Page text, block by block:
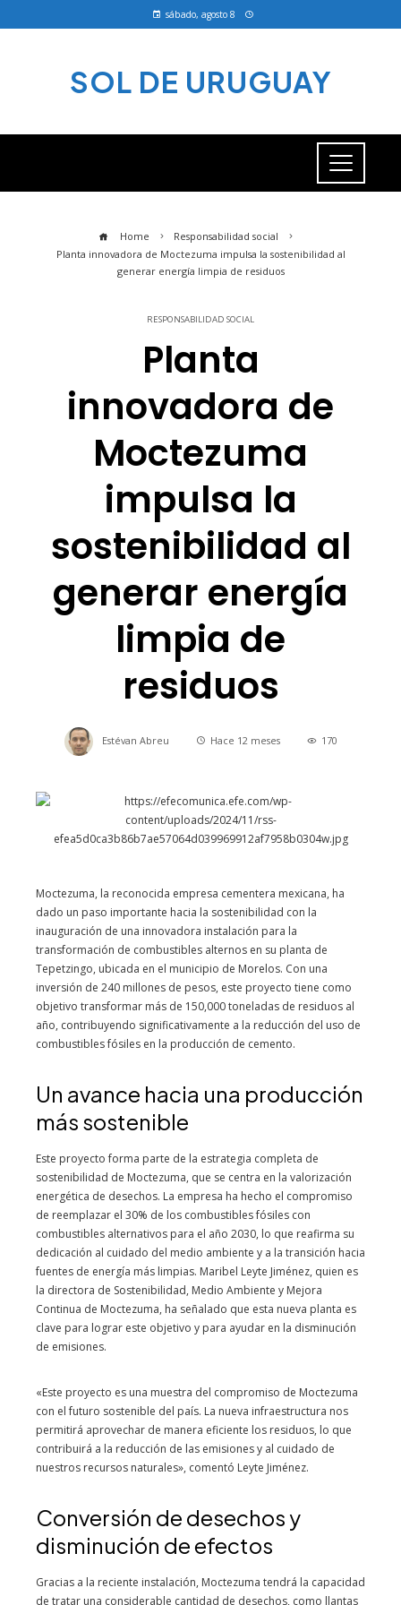
sábado, agosto 8
SOL DE URUGUAY
Home
Responsabilidad social
Planta innovadora de Moctezuma impulsa la sostenibilidad al
generar energía limpia de residuos
RESPONSABILIDAD SOCIAL
Planta
innovadora de
Moctezuma
impulsa la
sostenibilidad al
generar energía
limpia de
residuos
Estévan Abreu Hace 12 meses 170
Moctezuma, la reconocida empresa cementera mexicana, ha
dado un paso importante hacia la sostenibilidad con la
inauguración de una innovadora instalación para la
transformación de combustibles alternos en su planta de
Tepetzingo, ubicada en el municipio de Morelos. Con una
inversión de 240 millones de pesos, este proyecto tiene como
objetivo transformar más de 150,000 toneladas de residuos al
año, contribuyendo significativamente a la reducción del uso de
combustibles fósiles en la producción de cemento.
Un avance hacia una producción
más sostenible
Este proyecto forma parte de la estrategia completa de
sostenibilidad de Moctezuma, que se centra en la valorización
energética de desechos. La empresa ha hecho el compromiso
de reemplazar el 30% de los combustibles fósiles con
combustibles alternativos para el año 2030, lo que reafirma su
dedicación al cuidado del medio ambiente y a la transición hacia
fuentes de energía más limpias. Maribel Leyte Jiménez, quien es
la directora de Sostenibilidad, Medio Ambiente y Mejora
Continua de Moctezuma, ha señalado que esta nueva planta es
clave para lograr este objetivo y para ayudar en la disminución
de emisiones.
«Este proyecto es una muestra del compromiso de Moctezuma
con el futuro sostenible del país. La nueva infraestructura nos
permitirá aprovechar de manera eficiente los residuos, lo que
contribuirá a la reducción de las emisiones y al cuidado de
nuestros recursos naturales», comentó Leyte Jiménez.
Conversión de desechos y
disminución de efectos
Gracias a la reciente instalación, Moctezuma tendrá la capacidad
de tratar una considerable cantidad de desechos, como llantas